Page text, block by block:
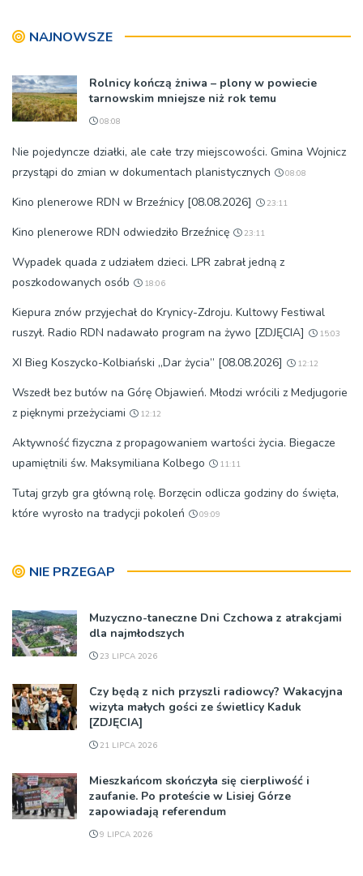
NAJNOWSZE
Rolnicy kończą żniwa – plony w powiecie
tarnowskim mniejsze niż rok temu
08:08
Nie pojedyncze działki, ale całe trzy miejscowości. Gmina Wojnicz
przystąpi do zmian w dokumentach planistycznych
08:08
Kino plenerowe RDN w Brzeźnicy [08.08.2026] 23:11
Kino plenerowe RDN odwiedziło Brzeźnicę 23:11
Wypadek quada z udziałem dzieci. LPR zabrał jedną z
poszkodowanych osób
18:06
Kiepura znów przyjechał do Krynicy-Zdroju. Kultowy Festiwal
ruszył. Radio RDN nadawało program na żywo [ZDJĘCIA]
15:03
XI Bieg Koszycko-Kolbiański „Dar życia” [08.08.2026] 12:12
Wszedł bez butów na Górę Objawień. Młodzi wrócili z Medjugorie
z pięknymi przeżyciami
12:12
Aktywność fizyczna z propagowaniem wartości życia. Biegacze
upamiętnili św. Maksymiliana Kolbego
11:11
Tutaj grzyb gra główną rolę. Borzęcin odlicza godziny do święta,
które wyrosło na tradycji pokoleń
09:09
NIE PRZEGAP
Muzyczno-taneczne Dni Czchowa z atrakcjami
dla najmłodszych
23 LIPCA 2026
Czy będą z nich przyszli radiowcy? Wakacyjna
wizyta małych gości ze świetlicy Kaduk
[ZDJĘCIA]
21 LIPCA 2026
Mieszkańcom skończyła się cierpliwość i
zaufanie. Po proteście w Lisiej Górze
zapowiadają referendum
9 LIPCA 2026